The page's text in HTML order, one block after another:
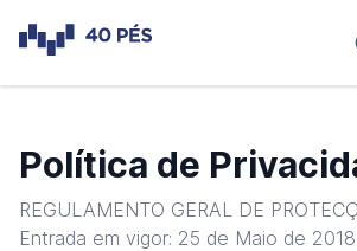
Política de
REGULAMENTO GERAL DE
Entrada em vigor: 25 de Maio de 2018